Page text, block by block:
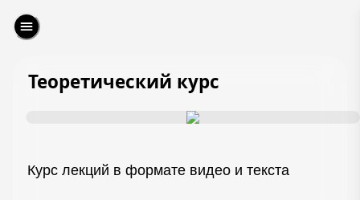
Теоретический курс
Курс лекций в формате видео и текста